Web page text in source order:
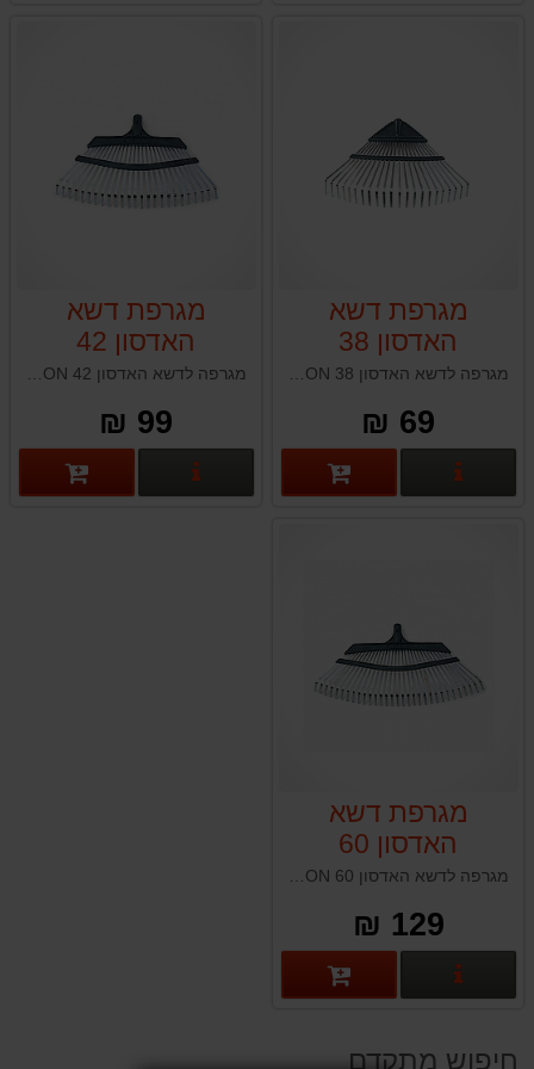
מגרפת דשא
האדסון 38
HUDSON
69 ₪
פרטים נוספים
מגרפת דשא
האדסון 42
HUDSON
99 ₪
פרטים נוספים
מגרפת דשא
האדסון 60
HUDSON
129 ₪
פרטים נוספים
חיפוש מתקדם